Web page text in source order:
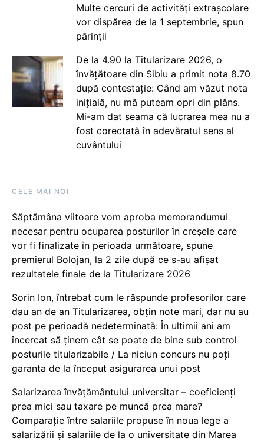
Multe cercuri de activități extrașcolare
vor dispărea de la 1 septembrie, spun
părinții
De la 4.90 la Titularizare 2026, o
învățătoare din Sibiu a primit nota 8.70
după contestație: Când am văzut nota
inițială, nu mă puteam opri din plâns.
Mi-am dat seama că lucrarea mea nu a
fost corectată în adevăratul sens al
cuvântului
CELE MAI NOI
Săptămâna viitoare vom aproba memorandumul
necesar pentru ocuparea posturilor în creșele care
vor fi finalizate în perioada următoare, spune
premierul Bolojan, la 2 zile după ce s-au afișat
rezultatele finale de la Titularizare 2026
Sorin Ion, întrebat cum le răspunde profesorilor care
dau an de an Titularizarea, obțin note mari, dar nu au
post pe perioadă nedeterminată: În ultimii ani am
încercat să ținem cât se poate de bine sub control
posturile titularizabile / La niciun concurs nu poți
garanta de la început asigurarea unui post
Salarizarea învățământului universitar – coeficienți
prea mici sau taxare pe muncă prea mare?
Comparație între salariile propuse în noua lege a
salarizării și salariile de la o universitate din Marea